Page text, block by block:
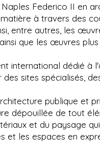
Federico II en
à travers des
entre autres, les
que les œuvres
international dédié à
sites spécialisés,
publique et
dépouillée de tout
et du paysage
et les espaces en